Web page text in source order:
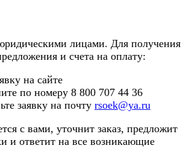
лицами. Для получения
и счета на оплату:
на сайте
по номеру 8 800 707 44 36
заявку на почту rsoek@ya.ru
с вами, уточнит заказ, предложит
и ответит на все возникающие